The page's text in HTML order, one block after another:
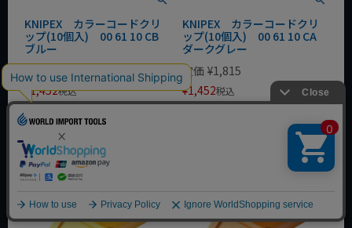
KNIPEX カラーコードクリ
ップ(10個入) 00 61 10 CB
ブルー
定価
1,815
1,452税込
会員特別価格 ¥1,415
カートに入れる
KNIPEX カラーコードクリ
ップ(10個入) 00 61 10 CA
ダークグレー
定価 ¥1,815
¥1,452税込
会員特別価格 ¥1,415